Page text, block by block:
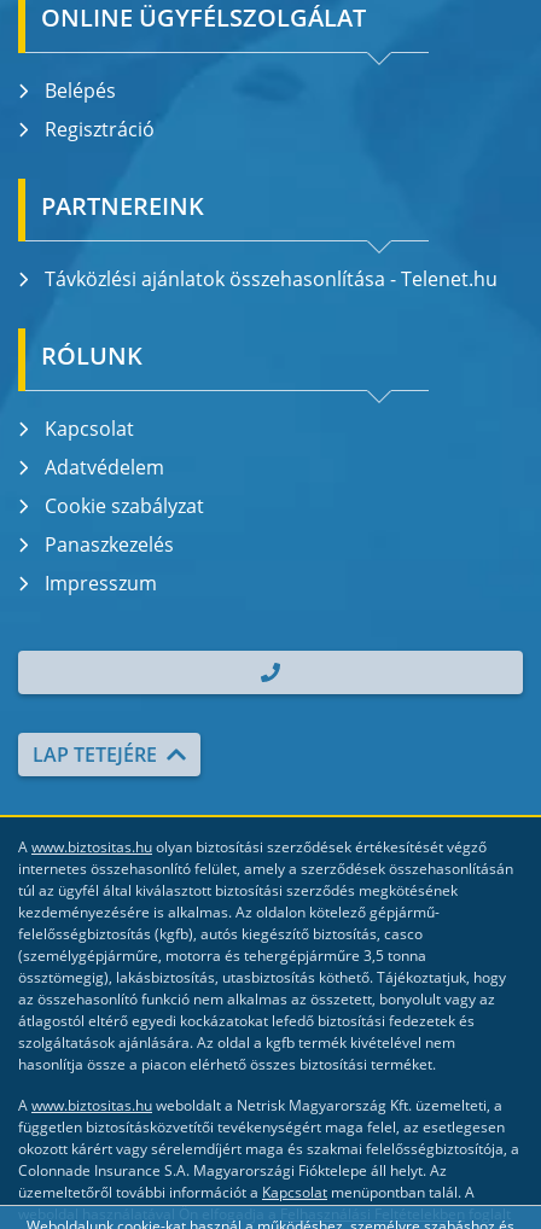
ONLINE ÜGYFÉLSZOLGÁLAT
Belépés
Regisztráció
PARTNEREINK
Távközlési ajánlatok összehasonlítása - Telenet.hu
RÓLUNK
Kapcsolat
Adatvédelem
Cookie szabályzat
Panaszkezelés
Impresszum
| TEL.: +36 70 700 2000
LAP TETEJÉRE
Awww.biztositas.huolyan biztosítási szerződések értékesítését végző
internetes összehasonlító felület, amely a szerződések összehasonlításán
túl az ügyfél által kiválasztott biztosítási szerződés megkötésének
kezdeményezésére is alkalmas. Az oldalon kötelező gépjármű-
felelősségbiztosítás (kgfb), autós kiegészítő biztosítás, casco
(személygépjárműre, motorra és tehergépjárműre 3,5 tonna
össztömegig), lakásbiztosítás, utasbiztosítás köthető. Tájékoztatjuk, hogy
az összehasonlító funkció nem alkalmas az összetett, bonyolult vagy az
átlagostól eltérő egyedi kockázatokat lefedő biztosítási fedezetek és
szolgáltatások ajánlására. Az oldal a kgfb termék kivételével nem
hasonlítja össze a piacon elérhető összes biztosítási terméket.
Awww.biztositas.huweboldalt a Netrisk Magyarország Kft. üzemelteti, a
független biztosításközvetítői tevékenységért maga felel, az esetlegesen
okozott kárért vagy sérelemdíjért maga és szakmai felelősségbiztosítója, a
Colonnade Insurance S.A. Magyarországi Fióktelepe áll helyt. Az
üzemeltetőről további információt a Kapcsolat menüpontban talál. A